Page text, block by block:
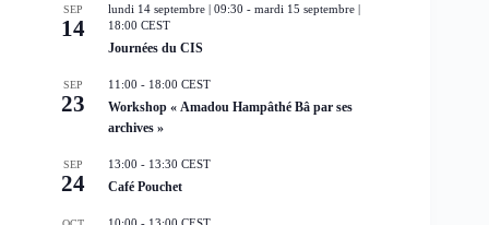
n
a
v
n
SEP
14
lundi 14 septembre | 09:30 - mardi 15 septembre |
18:00 CEST
Journées du CIS
SEP
23
11:00 - 18:00 CEST
Workshop « Amadou Hampâthé Bâ par ses
archives »
SEP
24
13:00 - 13:30 CEST
Café Pouchet